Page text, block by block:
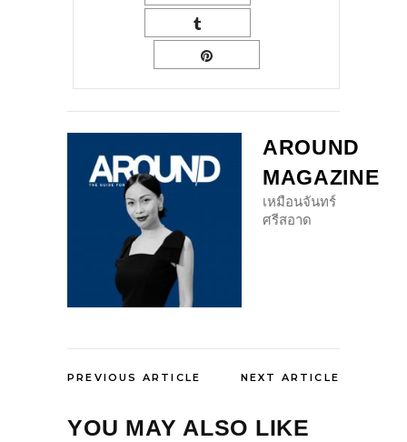
AROUND
MAGAZINE
เหมือนจันทร์
ศรีสอาด
PREVIOUS ARTICLE NEXT ARTICLE
YOU MAY ALSO LIKE